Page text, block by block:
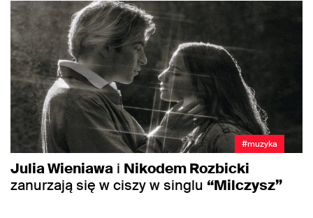
#muzyka
Julia Wieniawa i Nikodem Rozbicki
zanurzają się w ciszy w singlu “Milczysz”